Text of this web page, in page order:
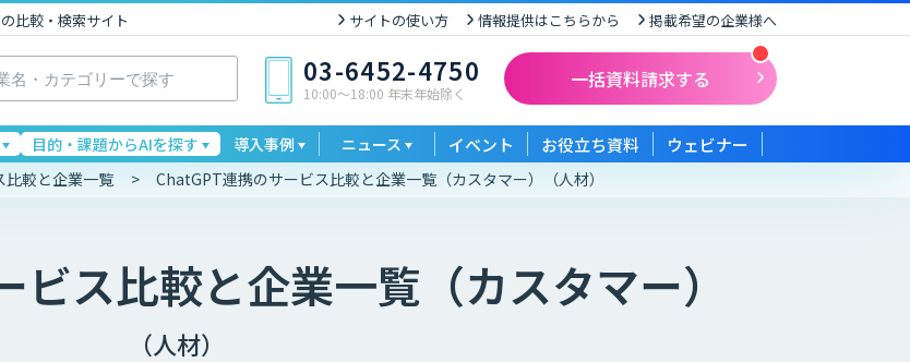
比較・検索サイト サイトの使い方 情報提供はこちらから 掲載希望の企業様へ
03-6452-4750
10:00〜18:00 年末年始除く
一括資料請求する
目的・課題からAIを探す 導入事例 ニュース イベント お役立ち資料 ウェビナー
較と企業一覧 ChatGPT連携のサービス比較と企業一覧（カスタマー） （人材）
ビス比較と企業一覧（カスタマー）
（人材）